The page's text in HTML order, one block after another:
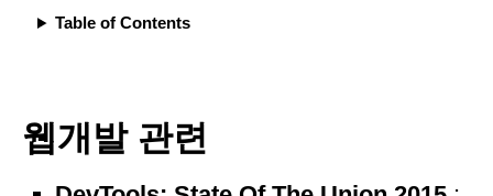
Table of Contents
웹개발 관련